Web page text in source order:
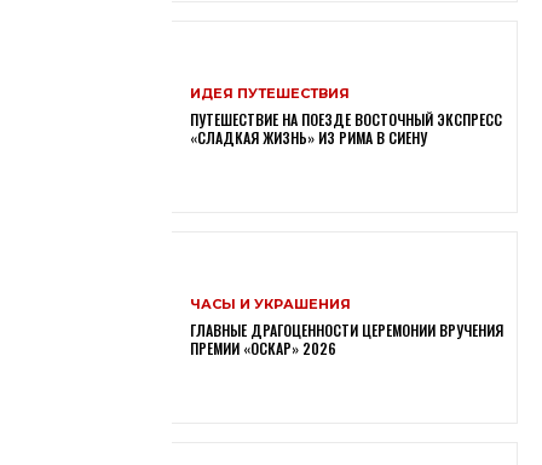
ИДЕЯ ПУТЕШЕСТВИЯ
ПУТЕШЕСТВИЕ НА ПОЕЗДЕ ВОСТОЧНЫЙ ЭКСПРЕСС
«СЛАДКАЯ ЖИЗНЬ» ИЗ РИМА В СИЕНУ
ЧАСЫ И УКРАШЕНИЯ
ГЛАВНЫЕ ДРАГОЦЕННОСТИ ЦЕРЕМОНИИ ВРУЧЕНИЯ
ПРЕМИИ «ОСКАР» 2026